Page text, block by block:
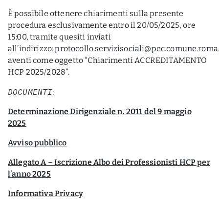
È possibile ottenere chiarimenti sulla presente
procedura esclusivamente entro il 20/05/2025, ore
15:00, tramite quesiti inviati
all’indirizzo:
aventi come oggetto “Chiarimenti ACCREDITAMENTO
HCP 2025/2028”.
DOCUMENTI:
Determinazione Dirigenziale n. 2011 del 9 maggio
2025
Avviso pubblico
Allegato A – Iscrizione Albo dei Professionisti HCP per
l’anno 2025
Informativa Privacy